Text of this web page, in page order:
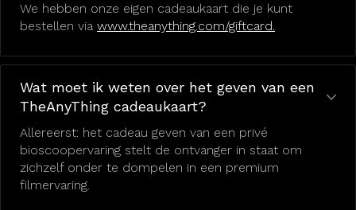
We hebben onze eigen cadeaukaart die je kunt
bestellen via www.theanything.com/giftcard.
Wat moet ik weten over het geven van een
TheAnyThing cadeaukaart?
Allereerst: het cadeau geven van een privé
bioscoopervaring stelt de ontvanger in staat om
zichzelf onder te dompelen in een premium
filmervaring.